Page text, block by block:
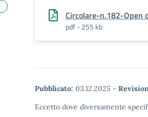
Circolare-n.182-Open
pdf - 255 kb
Pubblicato: 03.12.2025 -
Eccetto dove diversamente